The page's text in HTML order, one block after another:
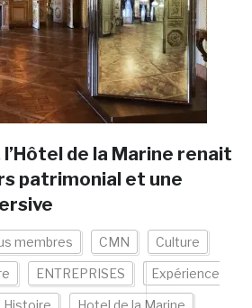
l’Hôtel de la Marine renait
patrimonial et une
membres CMN Culture
ENTREPRISES Expérience